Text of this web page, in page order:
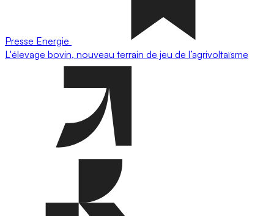
Presse Energie
L'élevage bovin, nouveau terrain de jeu de l’agrivoltaïsme